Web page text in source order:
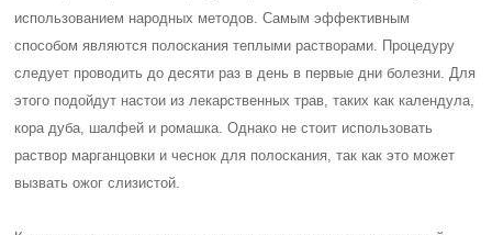
использованием народных методов. Самым эффективным
способом являются полоскания теплыми растворами. Процедуру
следует проводить до десяти раз в день в первые дни болезни. Для
этого подойдут настои из лекарственных трав, таких как календула,
кора дуба, шалфей и ромашка. Однако не стоит использовать
раствор марганцовки и чеснок для полоскания, так как это может
вызвать ожог слизистой.